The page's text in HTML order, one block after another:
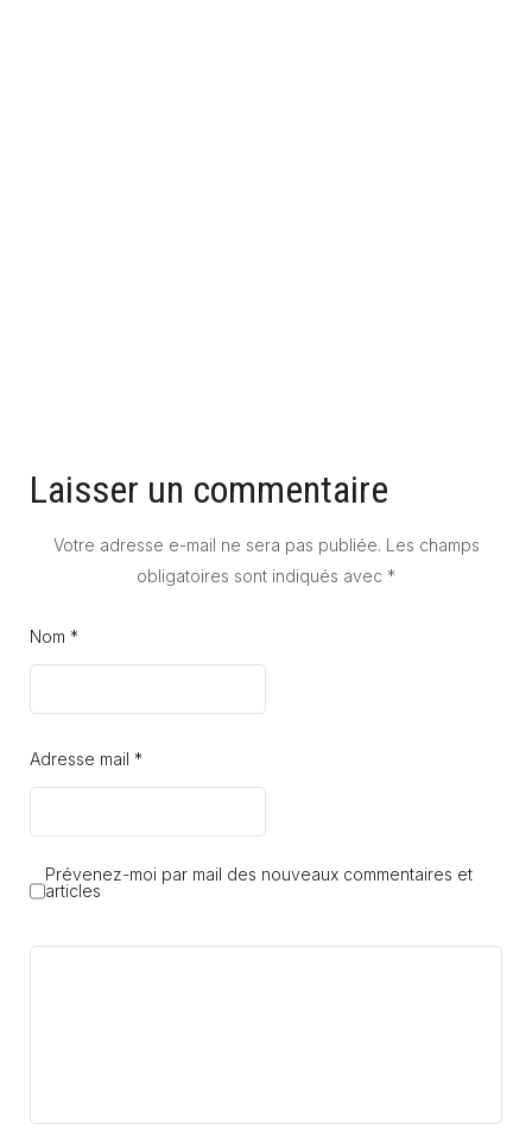
Laisser un commentaire
Votre adresse e-mail ne sera pas publiée. Les champs
obligatoires sont indiqués avec *
Nom *
Adresse mail *
Prévenez-moi par mail des nouveaux commentaires et
articles